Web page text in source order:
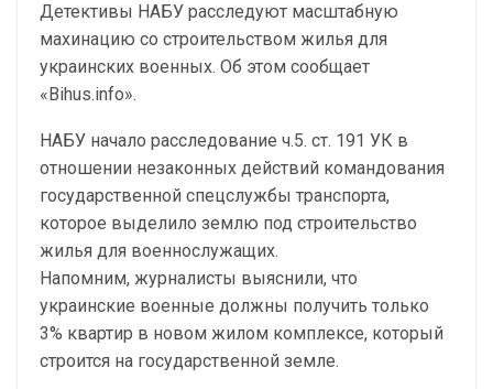
Детективы НАБУ расследуют масштабную
махинацию со строительством жилья для
украинских военных. Об этом сообщает
«Вihus.info».
НАБУ начало расследование ч.5. ст. 191 УК в
отношении незаконных действий командования
государственной спецслужбы транспорта,
которое выделило землю под строительство
жилья для военнослужащих.
Напомним, журналисты выяснили, что
украинские военные должны получить только
3% квартир в новом жилом комплексе, который
строится на государственной земле.